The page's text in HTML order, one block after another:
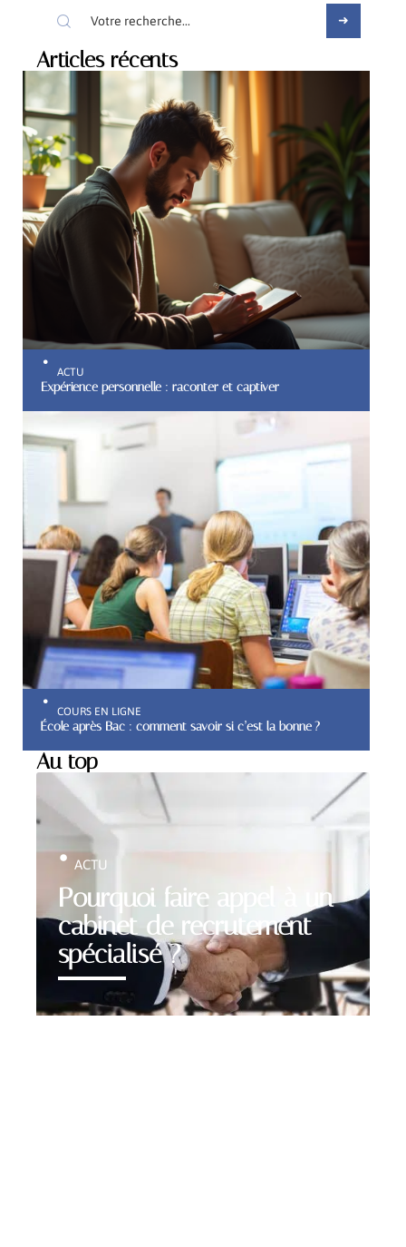
Articles récents
ACTU
Expérience personnelle : raconter et captiver
COURS EN LIGNE
École après Bac : comment savoir si c’est la bonne ?
Au top
Pourquoi faire appel à un
cabinet de recrutement
spécialisé ?
ACTU